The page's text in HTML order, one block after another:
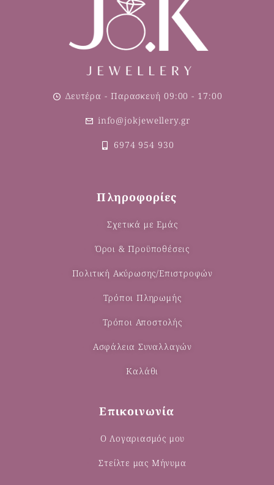
Δευτέρα - Παρασκευή 09:00 - 17:00
info@jokjewellery.gr
6974 954 930
Πληροφορίες
Σχετικά με Εμάς
Όροι & Προϋποθέσεις
Πολιτική Ακύρωσης/Επιστροφών
Τρόποι Πληρωμής
Τρόποι Αποστολής
Ασφάλεια Συναλλαγών
Καλάθι
Επικοινωνία
Ο Λογαριασμός μου
Στείλτε μας Μήνυμα